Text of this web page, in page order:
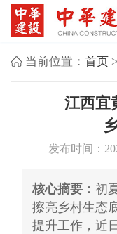
当前位置： 首页>
江西宜
发布时间：
核心摘要： 初
擦亮乡村生态
提升工作，近